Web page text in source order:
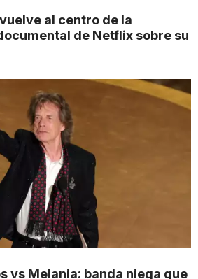
al centro de la
de Netflix sobre su
vs Melania: banda niega que